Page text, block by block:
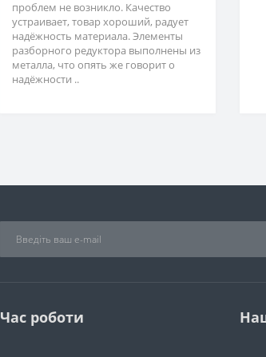
проблем не возникло. Качество
устраивает, товар хороший, радует
надёжность материала. Элементы
разборного редуктора выполнены из
металла, что опять же говорит о
надёжности ..
Час роботи